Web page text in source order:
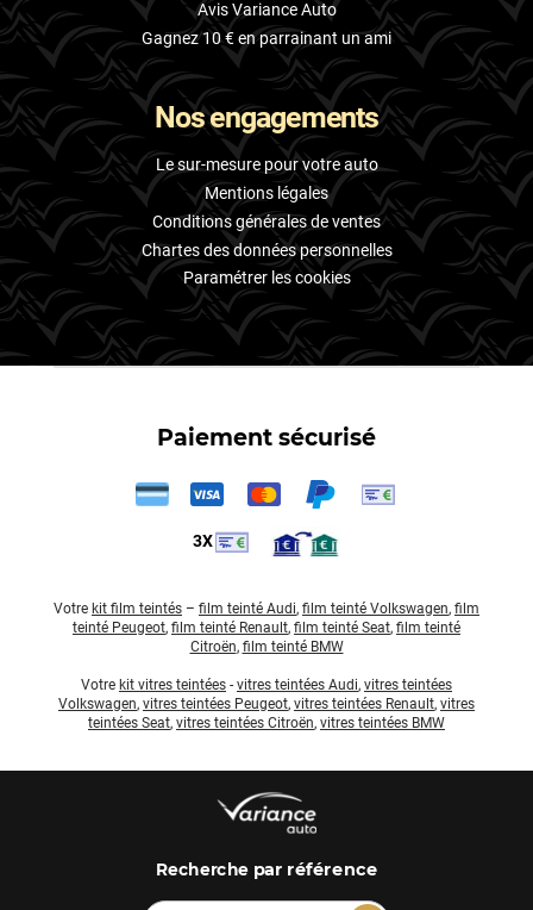
Avis Variance Auto
Gagnez 10 € en parrainant un ami
Nos engagements
Le sur-mesure pour votre auto
Mentions légales
Conditions générales de ventes
Chartes des données personnelles
Paramétrer les cookies
Paiement sécurisé
3X
Votre kit film teintés – film teinté Audi, film teinté Volkswagen, film
teinté Peugeot, film teinté Renault, film teinté Seat, film teinté
Citroën, film teinté BMW
Votre kit vitres teintées - vitres teintées Audi, vitres teintées
Volkswagen, vitres teintées Peugeot, vitres teintées Renault, vitres
teintées Seat, vitres teintées Citroën, vitres teintées BMW
Recherchepar référence